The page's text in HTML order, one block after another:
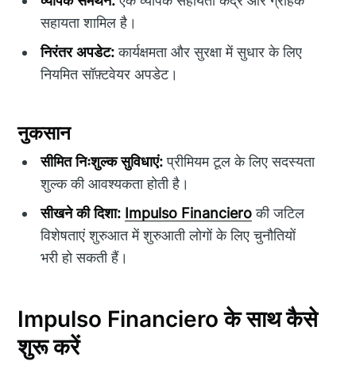
सहायता शामिल है।
निरंतर अपडेट:कार्यक्षमता और सुरक्षा में सुधार के लिए
नियमित सॉफ़्टवेयर अपडेट।
नुकसान
सीमित निःशुल्क सुविधाएं:प्रीमियम टूल के लिए सदस्यता
शुल्क की आवश्यकता होती है।
सीखने की दिशा: Impulso Financieroकी जटिल
विशेषताएं शुरुआत में शुरुआती लोगों के लिए चुनौतियों
भरी हो सकती हैं।
Impulso Financiero के साथ कैसे
शुरू करें